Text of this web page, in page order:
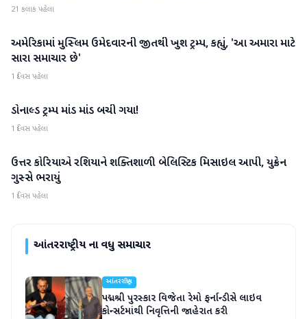
21 કલાક પહેલા
આંતરરાષ્ટ્રીય
અમેરિકામાં મુસ્લિમ ઉમેદવારની જીતથી ખુશ ટ્રમ્પ, કહ્યું, 'આ અમારા માટે
સારા સમાચાર છે'
1 દિવસ પહેલા
આંતરરાષ્ટ્રીય
ડોનાલ્ડ ટ્રમ્પ માંડ માંડ બચી ગયા!
1 દિવસ પહેલા
આંતરરાષ્ટ્રીય
ઉત્તર કોરિયાએ રશિયાને શક્તિશાળી બેલિસ્ટિક મિસાઇલ આપી, યુક્રેન
ગુસ્સે ભરાયું
1 દિવસ પહેલા
આંતરરાષ્ટ્રીયના વધુ સમાચાર
આંતરરાષ્ટ્રીય
પદ્મશ્રી પુરસ્કાર વિજેતા રેમો ફર્નાન્ડીસે લાઇવ
કોન્સર્ટમાંથી નિવૃત્તિની જાહેરાત કરી